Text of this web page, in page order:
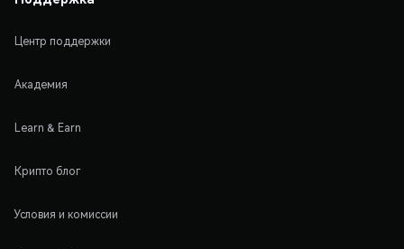
Центр поддержки
Академия
Learn & Earn
Крипто блог
Условия и комиссии